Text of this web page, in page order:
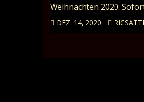
Weihnachten 2020:
DEZ. 14, 2020